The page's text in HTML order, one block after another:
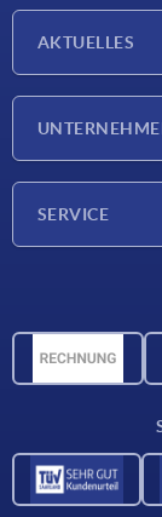
AKTUELLES
SERVICE